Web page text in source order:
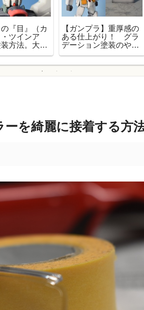
『目』（カ
ツインア
方法。大事
【ガンプラ】重厚感の
ある仕上がり！ グラ
デーション塗装のやり
ーを綺麗に接着する方